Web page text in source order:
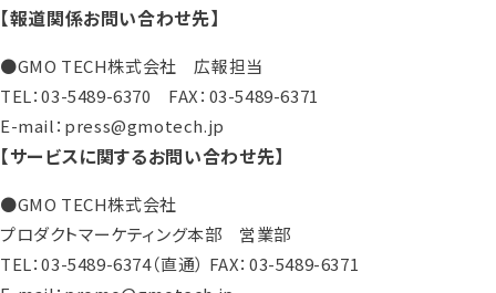
【報道関係お問い合わせ先】
●GMO TECH株式会社 広報担当
TEL：03-5489-6370 FAX：03-5489-6371
E-mail：press@gmotech.jp
【サービスに関するお問い合わせ先】
●GMO TECH株式会社
プロダクトマーケティング本部 営業部
TEL：03-5489-6374（直通） FAX：03-5489-6371